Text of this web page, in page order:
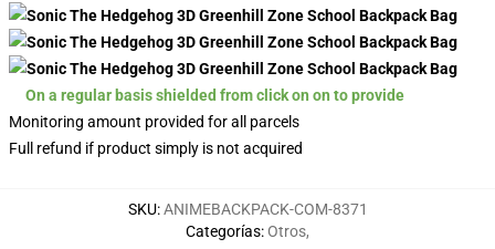
On a regular basis shielded from click on on to provide
Monitoring amount provided for all parcels
Full refund if product simply is not acquired
SKU:ANIMEBACKPACK-COM-8371
Categorías:Otros,